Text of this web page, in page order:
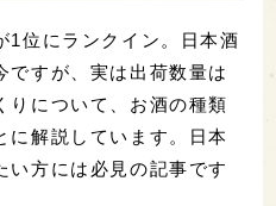
1位にランクイン。日本酒
ですが、実は出荷数量は
りについて、お酒の種類
に解説しています。日本
い方には必見の記事です